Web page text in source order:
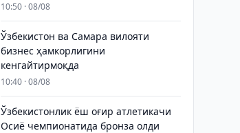
10:50 · 08/08
Ўзбекистон ва Самара вилояти
бизнес ҳамкорлигини
кенгайтирмоқда
10:40 · 08/08
Ўзбекистонлик ёш оғир атлетикачи
Осиё чемпионатида бронза олди